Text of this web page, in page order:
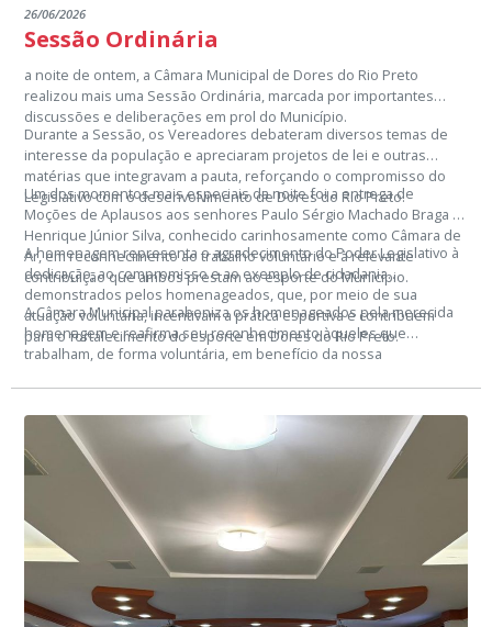
26/06/2026
Sessão Ordinária
a noite de ontem, a Câmara Municipal de Dores do Rio Preto
realizou mais uma Sessão Ordinária, marcada por importantes
discussões e deliberações em prol do Município.
Durante a Sessão, os Vereadores debateram diversos temas de
interesse da população e apreciaram projetos de lei e outras
matérias que integravam a pauta, reforçando o compromisso do
Legislativo com o desenvolvimento de Dores do Rio Preto.
Um dos momentos mais especiais da noite foi a entrega de
Moções de Aplausos aos senhores Paulo Sérgio Machado Braga e
Henrique Júnior Silva, conhecido carinhosamente como Câmara de
Ar, em reconhecimento ao trabalho voluntário e à relevante
contribuição que ambos prestam ao esporte do Município.
A homenagem representa o agradecimento do Poder Legislativo à
dedicação, ao compromisso e ao exemplo de cidadania
demonstrados pelos homenageados, que, por meio de sua
atuação voluntária, incentivam a prática esportiva e contribuem
para o fortalecimento do esporte em Dores do Rio Preto.
A Câmara Municipal parabeniza os homenageados pela merecida
homenagem e reafirma seu reconhecimento àqueles que
trabalham, de forma voluntária, em benefício da nossa